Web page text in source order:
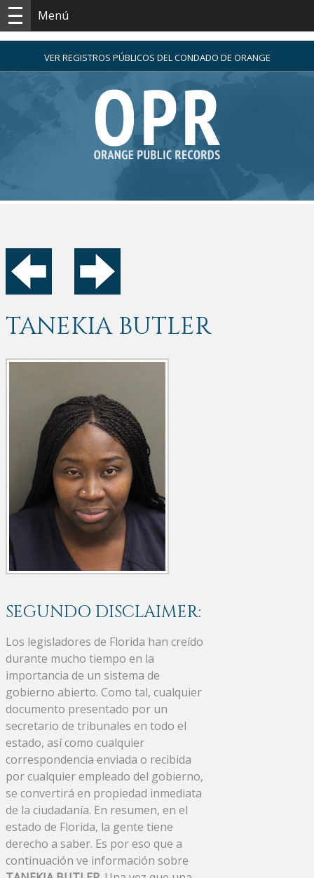
Menú
VER REGISTROS PÚBLICOS DEL CONDADO DE ORANGE
TANEKIA BUTLER
SEGUNDO DISCLAIMER:
Los legisladores de Florida han creído
durante mucho tiempo en la
importancia de un sistema de
gobierno abierto. Como tal, cualquier
documento presentado por un
secretario de tribunales en todo el
estado, así como cualquier
correspondencia enviada o recibida
por cualquier empleado del gobierno,
se convertirá en propiedad inmediata
de la ciudadanía. En resumen, en el
estado de Florida, la gente tiene
derecho a saber. Es por eso que a
continuación ve información sobre